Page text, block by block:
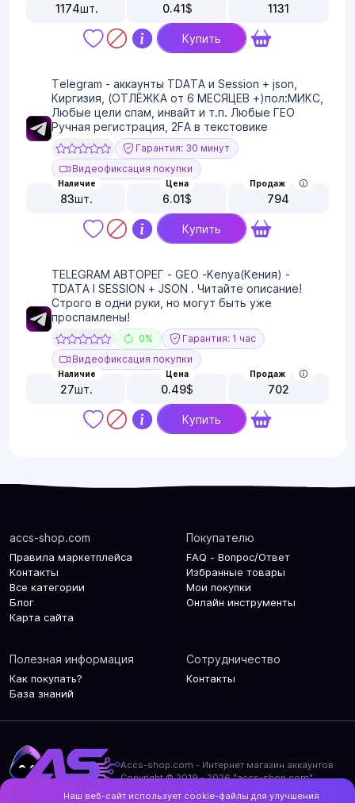
1174шт. 0.41$ 1131
Купить
Telegram - аккаунты TDATA и Session + json,
Киргизия, (ОТЛЁЖКА от 6 МЕСЯЦЕВ +)пол:МИКС,
Любые цели спам, инвайт и т.п. Любые ГЕО
Ручная регистрация, 2FA в текстовике
Гарантия: 30 минут
Видеофиксация покупки
Наличие
83шт.
Цена
6.01$
Продаж
794
Купить
TELEGRAM АВТОРЕГ - GEO -Kenya(Кения) -
TDATA I SESSION + JSON . Читайте описание!
Строго в одни руки, но могут быть уже
проспамлены!
0%
Гарантия: 1 час
Видеофиксация покупки
Наличие
27шт.
Цена
0.49$
Продаж
702
Купить
accs-shop.com
Правила маркетплейса
Контакты
Все категории
Блог
Карта сайта
Покупателю
FAQ - Вопрос/Ответ
Избранные товары
Мои покупки
Онлайн инструменты
Полезная информация
Как покупать?
База знаний
Сотрудничество
Контакты
Accs-shop.com - Интернет магазин аккаунтов
Copyright © 2019 - 2026 "accs-shop.com"
Наш веб-сайт использует cookie-файлы для улучшения